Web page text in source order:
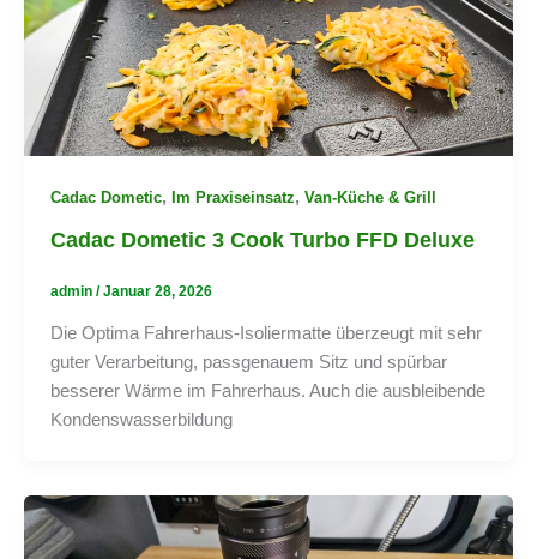
Cadac Dometic, Im Praxiseinsatz, Van-Küche & Grill
Cadac Dometic 3 Cook Turbo FFD Deluxe
admin /Januar 28, 2026
Die Optima Fahrerhaus-Isoliermatte überzeugt mit sehr
guter Verarbeitung, passgenauem Sitz und spürbar
besserer Wärme im Fahrerhaus. Auch die ausbleibende
Kondenswasserbildung